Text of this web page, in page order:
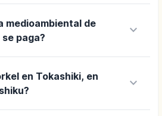
medioambiental de
paga?
keyboard_arrow_down
en Tokashiki, en
keyboard_arrow_down